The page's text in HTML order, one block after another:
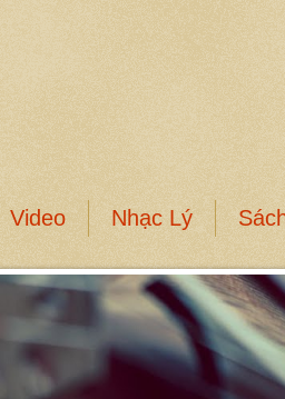
Video Nhạc Lý